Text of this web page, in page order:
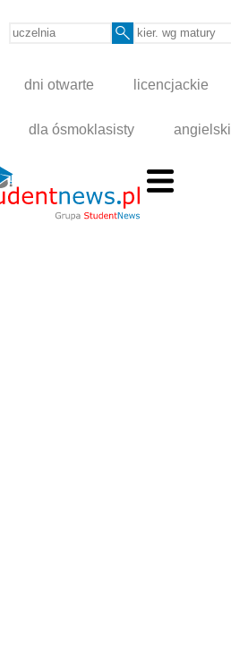
dni otwarte licencjackie
dla ósmoklasisty angielski